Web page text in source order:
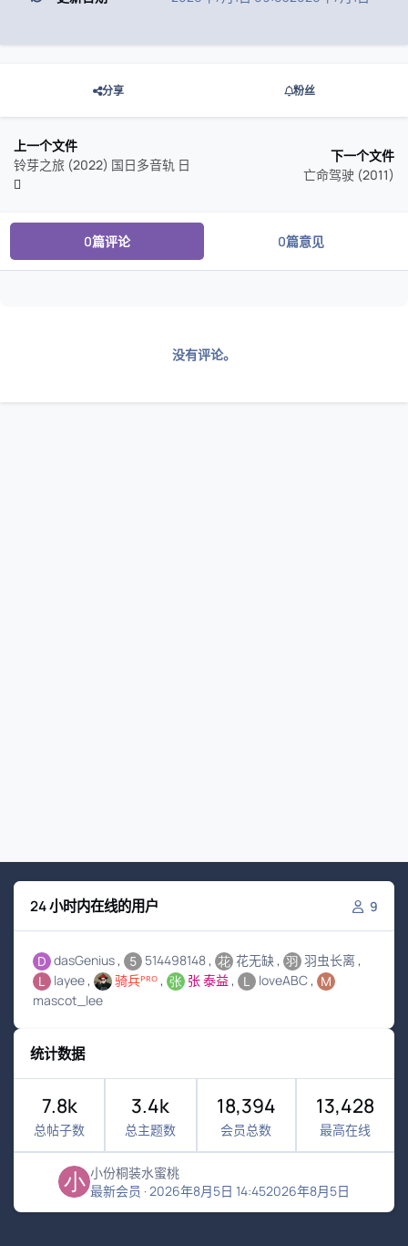
分享 粉丝
上一个文件
铃芽之旅 (2022) 国日多音轨 日
下一个文件
亡命驾驶 (2011)
0篇评论 0篇意见
没有评论。
24 小时内在线的用户 9
dasGenius 514498148 花无缺
羽虫长离
layee
骑兵ᴾᴿᴼ 张 泰益
loveABC
mascot_lee
统计数据
7.8k
总帖子数
3.4k
总主题数
18,394
会员总数
13,428
最高在线
小份桐装水蜜桃
最新会员 ·2026年8月5日 14:452026年8月5日